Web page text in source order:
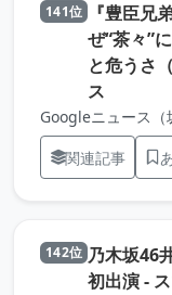
141位
『豊臣兄
ぜ“茶々”
と危うさ
ス
Googleニュース（
関連記事
142位 乃木坂46
初出演 -